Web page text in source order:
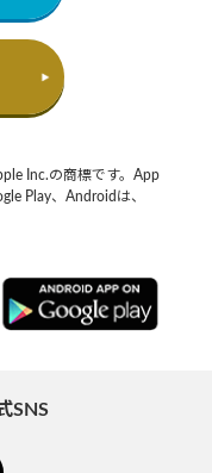
Inc.の商標です。App
Play、Androidは、
SNS